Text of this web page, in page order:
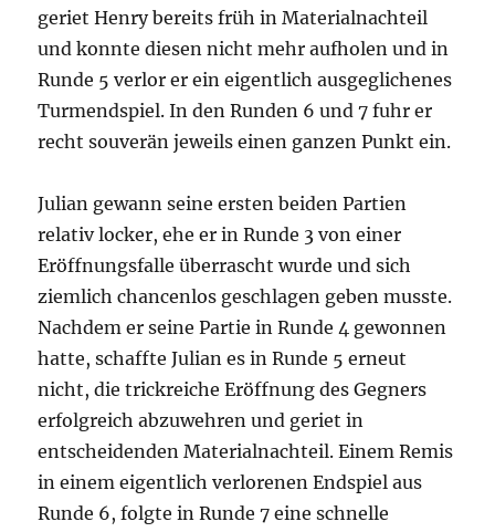
geriet Henry bereits früh in Materialnachteil
und konnte diesen nicht mehr aufholen und in
Runde 5 verlor er ein eigentlich ausgeglichenes
Turmendspiel. In den Runden 6 und 7 fuhr er
recht souverän jeweils einen ganzen Punkt ein.
Julian gewann seine ersten beiden Partien
relativ locker, ehe er in Runde 3 von einer
Eröffnungsfalle überrascht wurde und sich
ziemlich chancenlos geschlagen geben musste.
Nachdem er seine Partie in Runde 4 gewonnen
hatte, schaffte Julian es in Runde 5 erneut
nicht, die trickreiche Eröffnung des Gegners
erfolgreich abzuwehren und geriet in
entscheidenden Materialnachteil. Einem Remis
in einem eigentlich verlorenen Endspiel aus
Runde 6, folgte in Runde 7 eine schnelle